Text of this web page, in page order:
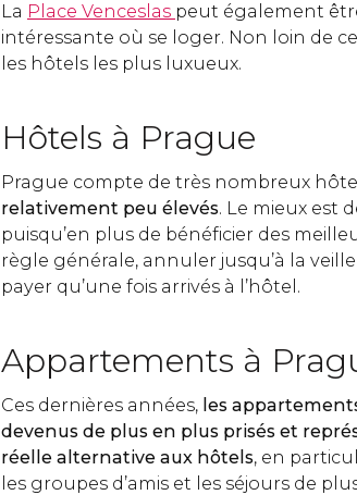
La Place Venceslas peut également
intéressante où se loger. Non loin de
les hôtels les plus luxueux.
Hôtels à Prague
Prague compte de très nombreux
relativement peu élevés. Le mieux est
puisqu’en plus de bénéficier des
règle générale, annuler jusqu’à la
payer qu’une fois arrivés à l’hôtel.
Appartements à
Ces dernières années, les
devenus de plus en plus prisés et
réelle alternative aux hôtels, en
les groupes d’amis et les séjours de